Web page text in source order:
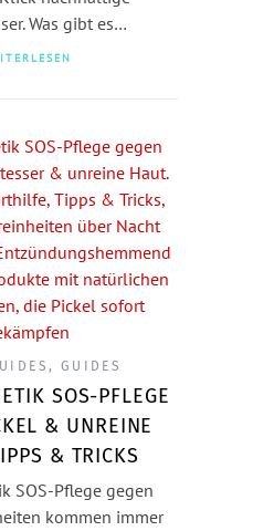
Was gibt es…
, GUIDES
SOS-PFLEGE
& UNREINE
& TRICKS
SOS-Pflege gegen
kommen immer